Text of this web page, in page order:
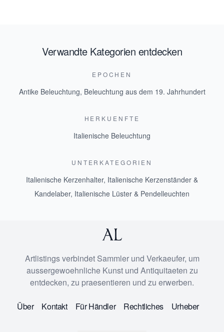
Verwandte Kategorien entdecken
EPOCHEN
Antike Beleuchtung, Beleuchtung aus dem 19. Jahrhundert
HERKUENFTE
Italienische Beleuchtung
UNTERKATEGORIEN
Italienische Kerzenhalter, Italienische Kerzenständer &
Kandelaber, Italienische Lüster & Pendelleuchten
Artlistings verbindet Sammler und Verkaeufer, um
aussergewoehnliche Kunst und Antiquitaeten zu
entdecken, zu praesentieren und zu erwerben.
Über Kontakt Für Händler Rechtliches Urheber